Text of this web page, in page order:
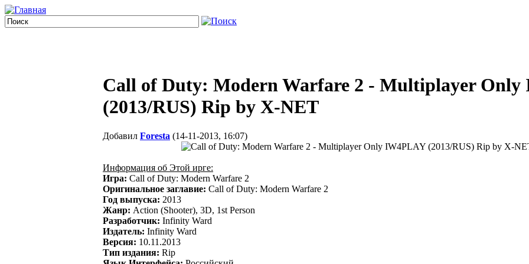
Call of Duty: Modern Warfare 2 - Multiplayer Only
(2013/RUS) Rip by X-NET
Добавил Foresta (14-11-2013, 16:07)
Информация об Этой ирге:
Игра: Call of Duty: Modern Warfare 2
Оригинальное заглавие: Call of Duty: Modern Warfare 2
Год выпуска: 2013
Жанр: Action (Shooter), 3D, 1st Person
Разработчик: Infinity Ward
Издатель: Infinity Ward
Версия: 10.11.2013
Тип издания: Rip